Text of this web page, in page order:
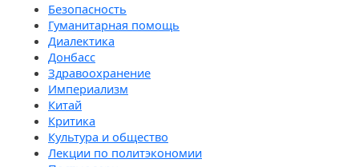
Безопасность
Гуманитарная помощь
Диалектика
Донбасс
Здравоохранение
Империализм
Китай
Критика
Культура и общество
Лекции по политэкономии